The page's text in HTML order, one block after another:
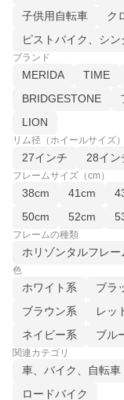
子供用自転車
ク
ピストバイク、シン
ブランド
MERIDA TIME
BRIDGESTONE
LION
リム径（ホイールサイズ）
27インチ 28イン
フレームサイズ（cm）
38cm 41cm
50cm
52cm
フレームの種類
ホリゾンタルフレー
色
ホワイト系 ブラ
ブラウン系
レッ
ネイビー系
ブル
関連カテゴリ
車、バイク、自転車
ロードバイク